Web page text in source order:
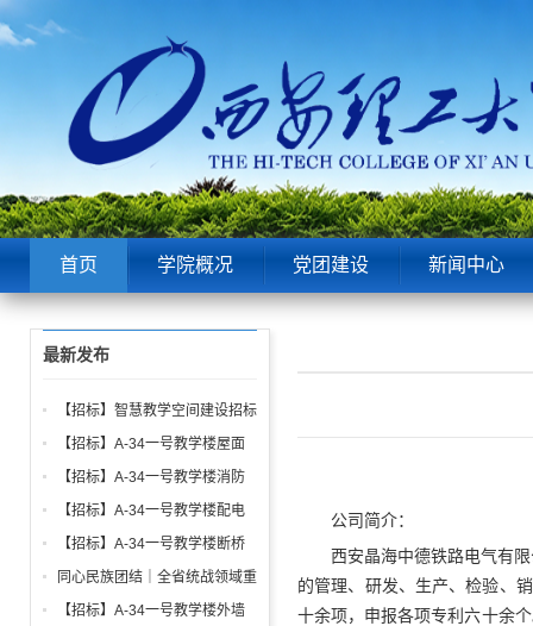
首页 学院概况 党团建设 新闻中心
公司简介：
西安晶海中德铁路电气有
的管理、研发、生产、检验、
十余项，申报各项专利六十余
最新发布
【招标】智慧教学空间建设招标
公告
【招标】A-34一号教学楼屋面
找坡层及保温层工程招标公告
【招标】A-34一号教学楼消防
给水、电气、通风系统与防火门
调试工程招标公告
【招标】A-34一号教学楼配电
箱、柜采购招标文件
【招标】A-34一号教学楼断桥
铝合金窗深化设计、制作安装招
标公告
同心民族团结｜全省统战领域重
点工作推进会召开
【招标】A-34一号教学楼外墙